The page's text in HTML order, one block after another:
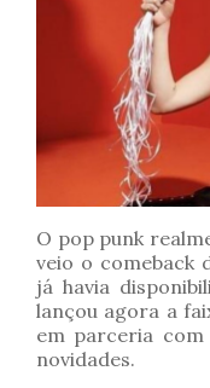
O pop punk
veio o comeback
já havia
lançou agora a
em parceria com
novidades.